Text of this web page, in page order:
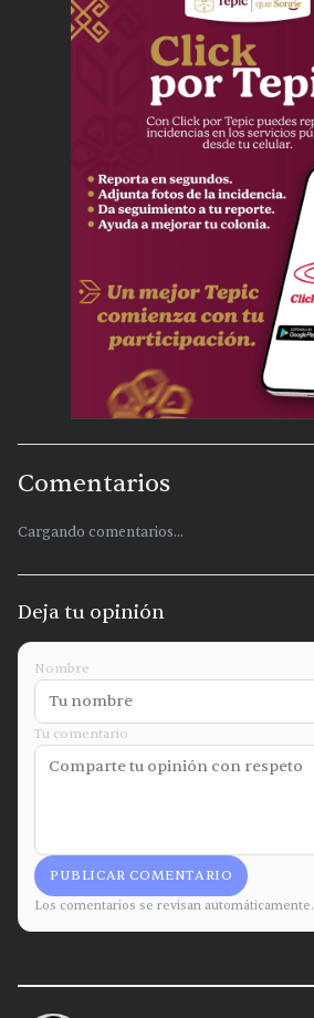
Comentarios
Cargando comentarios...
Deja tu opinión
Nombre
Tu comentario
PUBLICAR COMENTARIO
Los comentarios se revisan automáticamente.